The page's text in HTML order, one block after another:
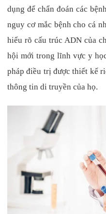
dụng để chẩn đoán các
nguy cơ mắc bệnh cho cá
hiểu rõ cấu trúc ADN của
hội mới trong lĩnh vực y
pháp điều trị được thiết kế
thông tin di truyền của họ.